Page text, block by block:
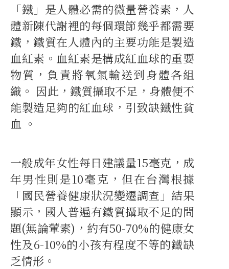
「鐵」是人體必需的微量營養素，人
體新陳代謝裡的每個環節幾乎都需要
鐵，鐵質在人體內的主要功能是製造
血紅素。血紅素是構成紅血球的重要
物質，負責將氧氣輸送到身體各組
織。 因此，鐵質攝取不足，身體便不
能製造足夠的紅血球，引致缺鐵性貧
血 。
一般成年女性每日建議量15毫克，成
年男性則是10毫克，但在台灣根據
「國民營養健康狀況變遷調查」結果
顯示，國人普遍有鐵質攝取不足的問
題(無論葷素)，約有50-70%的健康女
性及6-10%的小孩有程度不等的鐵缺
乏情形。